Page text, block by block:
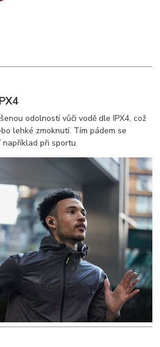
odolností vůči vodě dle IPX4, což
lehké zmoknutí. Tím pádem se
při sportu.